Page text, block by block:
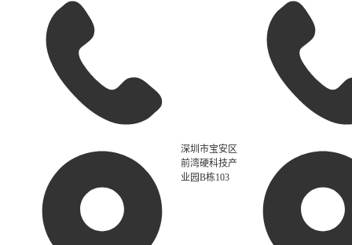
深圳市宝安区
前湾硬科技产
业园B栋103